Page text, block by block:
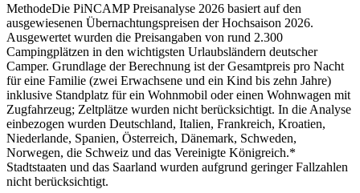
MethodeDie PiNCAMP Preisanalyse 2026 basiert auf den
ausgewiesenen Übernachtungspreisen der Hochsaison 2026.
Ausgewertet wurden die Preisangaben von rund 2.300
Campingplätzen in den wichtigsten Urlaubsländern deutscher
Camper. Grundlage der Berechnung ist der Gesamtpreis pro Nacht
für eine Familie (zwei Erwachsene und ein Kind bis zehn Jahre)
inklusive Standplatz für ein Wohnmobil oder einen Wohnwagen mit
Zugfahrzeug; Zeltplätze wurden nicht berücksichtigt. In die Analyse
einbezogen wurden Deutschland, Italien, Frankreich, Kroatien,
Niederlande, Spanien, Österreich, Dänemark, Schweden,
Norwegen, die Schweiz und das Vereinigte Königreich.*
Stadtstaaten und das Saarland wurden aufgrund geringer Fallzahlen
nicht berücksichtigt.